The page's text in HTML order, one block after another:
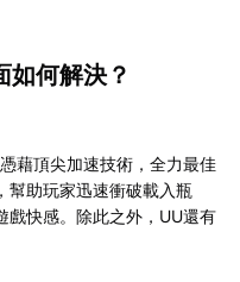
如何解決？
憑藉頂尖加速技術，全力最佳
幫助玩家迅速衝破載入瓶
戲快感。除此之外，UU還有